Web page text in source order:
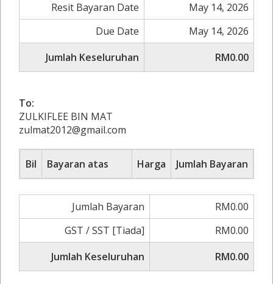
Resit Bayaran Date
May 14, 2026
Due Date
May 14, 2026
Jumlah Keseluruhan
RM0.00
To:
ZULKIFLEE BIN MAT
zulmat2012@gmail.com
Bil Bayaran atas Harga Jumlah Bayaran
Jumlah Bayaran
RM0.00
GST / SST [Tiada]
RM0.00
Jumlah Keseluruhan
RM0.00